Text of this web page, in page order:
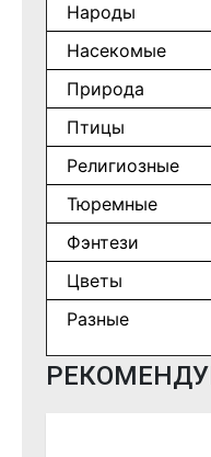
Народы
Насекомые
Природа
Птицы
Религиозные
Тюремные
Фэнтези
Цветы
Разные